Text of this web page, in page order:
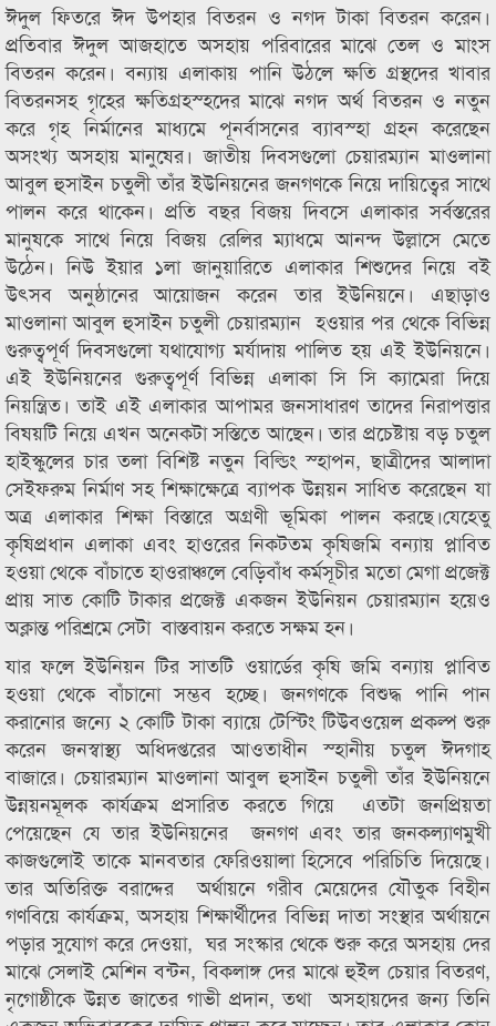
ঈদুল ফিতরে ঈদ উপহার বিতরন ও নগদ টাকা বিতরন করেন।
প্রতিবার ঈদুল আজহাতে অসহায় পরিবারের মাঝে তেল ও মাংস
বিতরন করেন। বন্যায় এলাকায় পানি উঠলে ক্ষতি গ্রস্থদের খাবার
বিতরনসহ গৃহের ক্ষতিগ্রহস্হদের মাঝে নগদ অর্থ বিতরন ও নতুন
করে গৃহ নির্মানের মাধ্যমে পূনর্বাসনের ব্যাবস্হা গ্রহন করেছেন
অসংখ্য অসহায় মানুষের। জাতীয় দিবসগুলো চেয়ারম্যান মাওলানা
আবুল হুসাইন চতুলী তাঁর ইউনিয়নের জনগণকে নিয়ে দায়িত্বের সাথে
পালন করে থাকেন। প্রতি বছর বিজয় দিবসে এলাকার সর্বস্তরের
মানুষকে সাথে নিয়ে বিজয় রেলির ম্যাধমে আনন্দ উল্লাসে মেতে
উঠেন। নিউ ইয়ার ১লা জানুয়ারিতে এলাকার শিশুদের নিয়ে বই
উৎসব অনুষ্ঠানের আয়োজন করেন তার ইউনিয়নে। এছাড়াও
মাওলানা আবুল হুসাইন চতুলী চেয়ারম্যান হওয়ার পর থেকে বিভিন্ন
গুরুত্বপূর্ণ দিবসগুলো যথাযোগ্য মর্যাদায় পালিত হয় এই ইউনিয়নে।
এই ইউনিয়নের গুরুত্বপূর্ণ বিভিন্ন এলাকা সি সি ক্যামেরা দিয়ে
নিয়ন্ত্রিত। তাই এই এলাকার আপামর জনসাধারণ তাদের নিরাপত্তার
বিষয়টি নিয়ে এখন অনেকটা সস্তিতে আছেন। তার প্রচেষ্টায় বড় চতুল
হাইস্কুলের চার তলা বিশিষ্ট নতুন বিল্ডিং স্হাপন, ছাত্রীদের আলাদা
সেইফরুম নির্মাণ সহ শিক্ষাক্ষেত্রে ব্যাপক উন্নয়ন সাধিত করেছেন যা
অত্র এলাকার শিক্ষা বিস্তারে অগ্রণী ভূমিকা পালন করছে।যেহেতু
কৃষিপ্রধান এলাকা এবং হাওরের নিকটতম কৃষিজমি বন্যায় প্লাবিত
হওয়া থেকে বাঁচাতে হাওরাঞ্চলে বেড়িবাঁধ কর্মসূচীর মতো মেগা প্রজেক্ট
প্রায় সাত কোটি টাকার প্রজেক্ট একজন ইউনিয়ন চেয়ারম্যান হয়েও
অক্লান্ত পরিশ্রমে সেটা বাস্তবায়ন করতে সক্ষম হন।
যার ফলে ইউনিয়ন টির সাতটি ওয়ার্ডের কৃষি জমি বন্যায় প্লাবিত
হওয়া থেকে বাঁচানো সম্ভব হচ্ছে। জনগণকে বিশুদ্ধ পানি পান
করানোর জন্যে ২ কোটি টাকা ব্যায়ে টেস্টিং টিউবওয়েল প্রকল্প শুরু
করেন জনস্বাস্থ্য অধিদপ্তরের আওতাধীন স্হানীয় চতুল ঈদগাহ
বাজারে। চেয়ারম্যান মাওলানা আবুল হুসাইন চতুলী তাঁর ইউনিয়নে
উন্নয়নমূলক কার্যক্রম প্রসারিত করতে গিয়ে এতটা জনপ্রিয়তা
পেয়েছেন যে তার ইউনিয়নের জনগণ এবং তার জনকল্যাণমুখী
কাজগুলোই তাকে মানবতার ফেরিওয়ালা হিসেবে পরিচিতি দিয়েছে।
তার অতিরিক্ত বরাদ্দের অর্থায়নে গরীব মেয়েদের যৌতুক বিহীন
গণবিয়ে কার্যক্রম, অসহায় শিক্ষার্থীদের বিভিন্ন দাতা সংস্থার অর্থায়নে
পড়ার সুযোগ করে দেওয়া, ঘর সংস্কার থেকে শুরু করে অসহায় দের
মাঝে সেলাই মেশিন বন্টন, বিকলাঙ্গ দের মাঝে হুইল চেয়ার বিতরণ,
নৃগোষ্ঠীকে উন্নত জাতের গাভী প্রদান, তথা অসহায়দের জন্য তিনি